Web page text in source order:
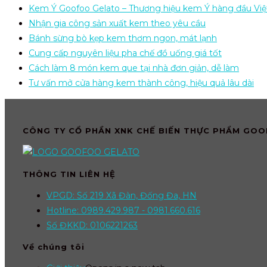
Kem Ý Goofoo Gelato – Thương hiệu kem Ý hàng đầu
Nhận gia công sản xuất kem theo yêu cầu
Bánh sừng bò kẹp kem thơm ngon, mát lạnh
Cung cấp nguyên liệu pha chế đồ uống giá tốt
Cách làm 8 món kem que tại nhà đơn giản, dễ làm
Tư vấn mở cửa hàng kem thành công, hiệu quả lâu dài
CÔNG TY CỔ PHẦN XNK CHẾ BIẾN THỰC PHẨM
THÔNG TIN LIÊN HỆ
VPGD: Số 219 Xã Đàn, Đống Đa, HN
Hotline: 0989.429.987 - 0981.660.616
Số ĐKKD: 0106221263
Về chúng tôi